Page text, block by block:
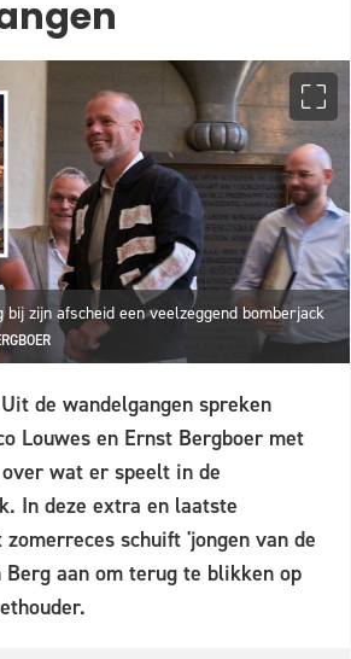
zijn afscheid een veelzeggend bomberjack
de wandelgangen spreken
Louwes en Ernst Bergboer met
wat er speelt in de
In deze extra en laatste
schuift 'jongen van de
aan om terug te blikken op